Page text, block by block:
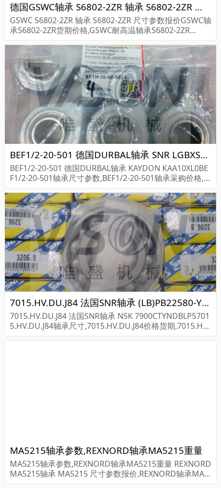
德国GSWC轴承 S6802-2ZR 轴承 S6802-2ZR 尺寸参数报价
GSWC S6802-2ZR 轴承 S6802-2ZR 尺寸参数报价GSWC轴
承S6802-2ZR货期价格,GSWC耐高温轴承S6802-2ZR...
BEF1/2-20-501 德国DURBAL轴承 SNR LGBXS25BS2SSL00300NZ1-1-0-30.0N
BEF1/2-20-501 德国DURBAL轴承 KAYDON KAA10XL0BE
F1/2-20-501轴承尺寸参数,BEF1/2-20-501轴承采购价格,B
7015.HV.DU.J84 法国SNR轴承 (LB)PB22580-YFH
7015.HV.DU.J84 法国SNR轴承 NSK 7900CTYNDBLP5701
5.HV.DU.J84轴承尺寸,7015.HV.DU.J84价格货期,7015.HV.
MA5215轴承参数,REXNORD轴承MA5215重量
MA5215轴承参数,REXNORD轴承MA5215重量 REXNORD
MA5215轴承 MA5215 尺寸参数报价,REXNORD轴承MA5